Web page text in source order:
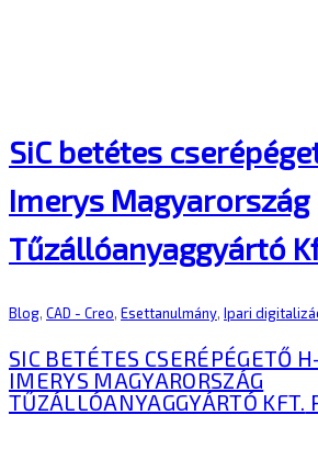
SiC betétes
Imerys Magyarország
Tűzállóanyaggyártó
Blog, CAD - Creo, Esettanulmány, Ipari
SIC BETÉTES CSERÉPÉGETŐ
IMERYS MAGYARORSZÁG
TŰZÁLLÓANYAGGYÁRTÓ KFT.